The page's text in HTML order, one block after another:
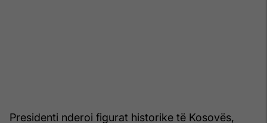
Presidenti nderoi figurat historike të Kosovës,